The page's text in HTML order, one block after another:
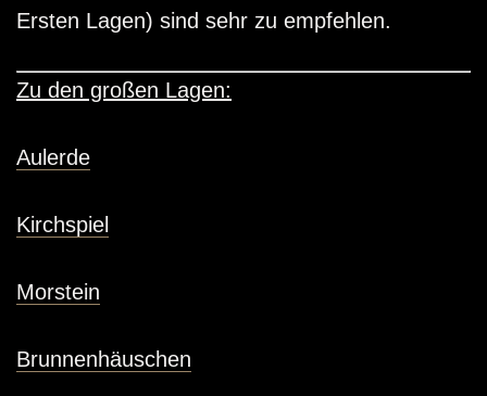
Akquise die besten Parzellen in Westhofen zu
Reiz des heute gesuchten Fleckchens Erde
Ersten Lagen) sind sehr zu empfehlen.
Zu den großen Lagen:
Aulerde
Kirchspiel
Morstein
Brunnenhäuschen